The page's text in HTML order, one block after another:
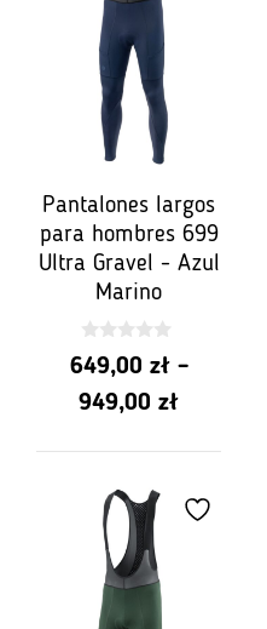
Pantalones largos
para hombres 699
Ultra Gravel - Azul
Marino
0
z
649,00 zł –
949,00 złRango
de